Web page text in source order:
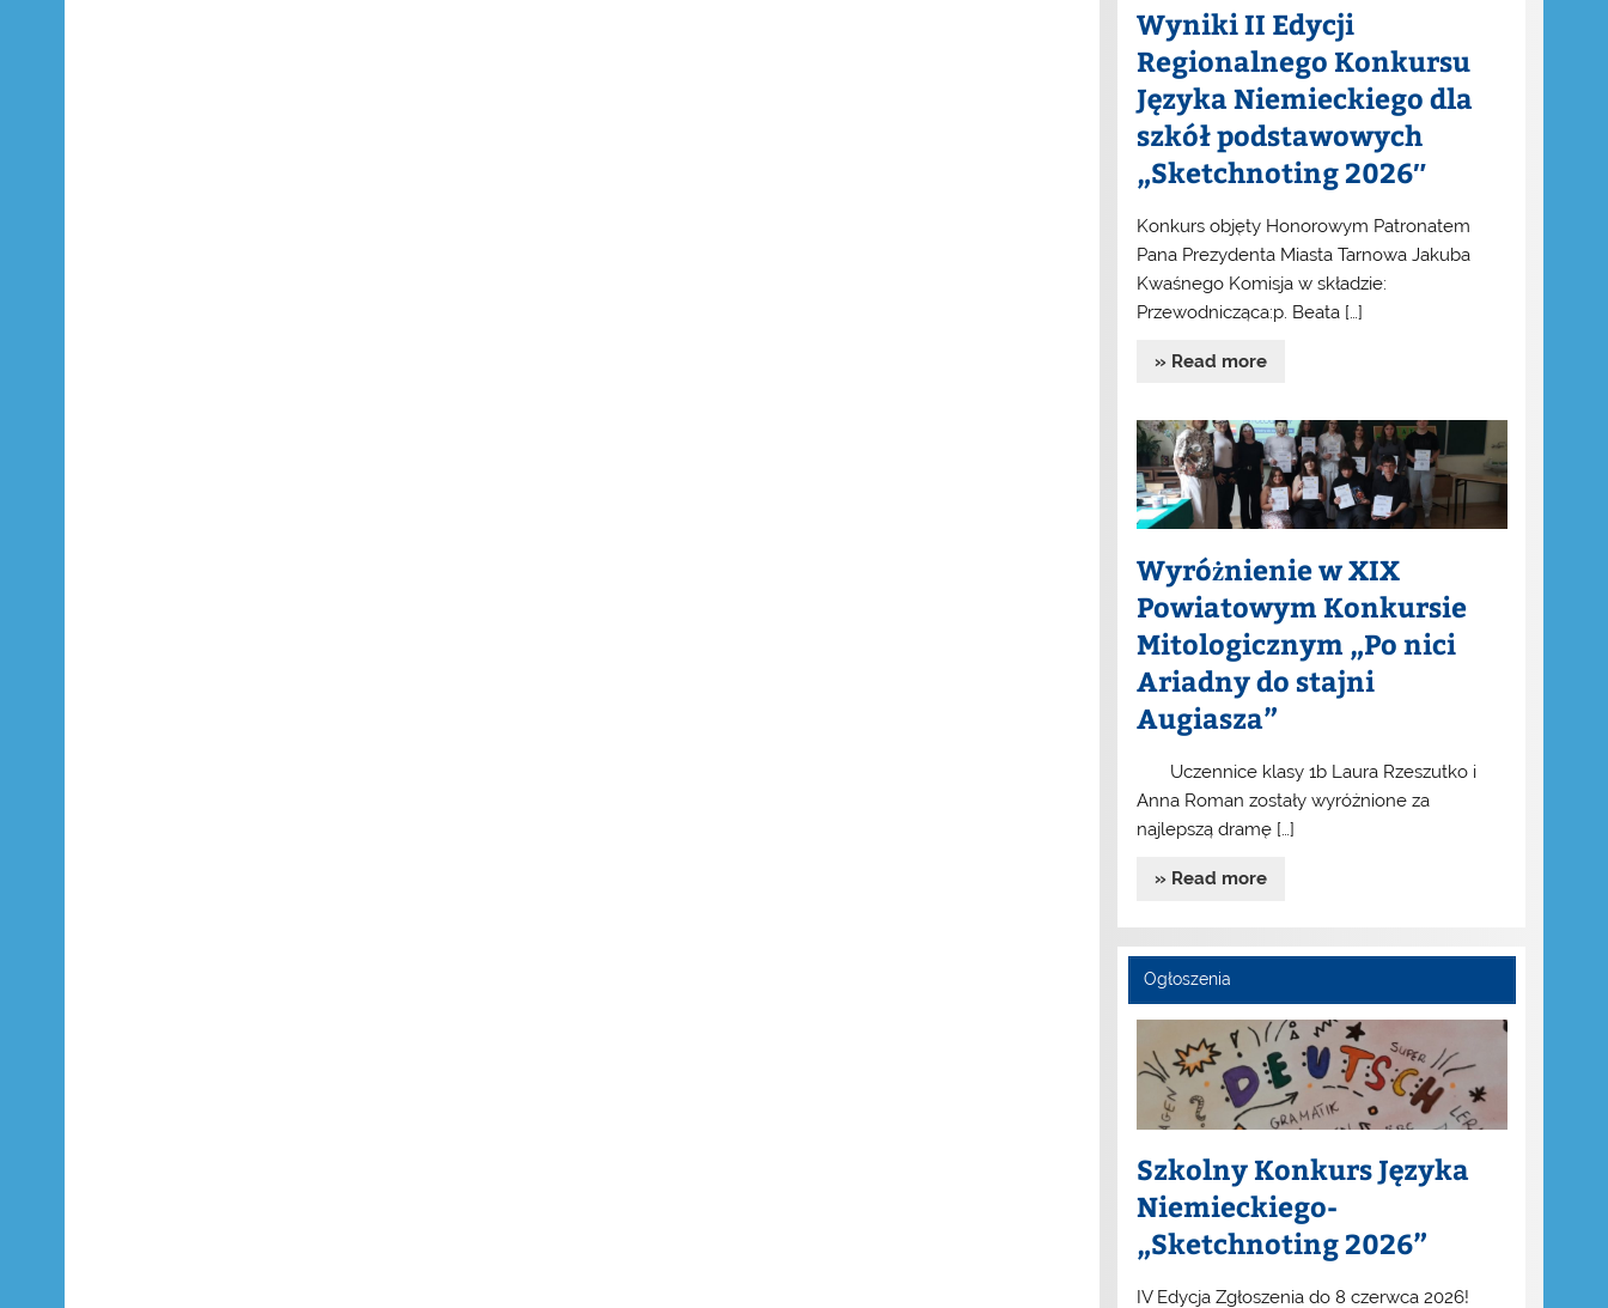
Wyniki II Edycji
Regionalnego Konkursu
Języka Niemieckiego dla
szkół podstawowych
„Sketchnoting 2026″
Konkurs objęty Honorowym Patronatem
Pana Prezydenta Miasta Tarnowa Jakuba
Kwaśnego Komisja w składzie:
Przewodnicząca:p. Beata […]
» Read more
Wyróżnienie w XIX
Powiatowym Konkursie
Mitologicznym „Po nici
Ariadny do stajni
Augiasza”
Uczennice klasy 1b Laura Rzeszutko i
Anna Roman zostały wyróżnione za
najlepszą dramę […]
» Read more
Ogłoszenia
Szkolny Konkurs Języka
Niemieckiego-
„Sketchnoting 2026”
IV Edycja Zgłoszenia do 8 czerwca 2026!